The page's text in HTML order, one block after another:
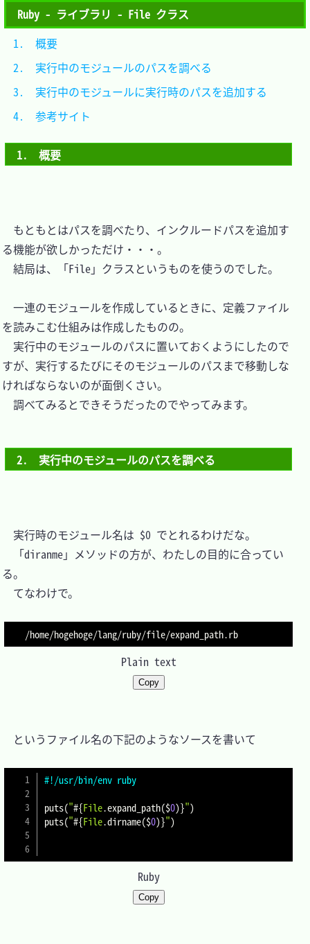
Ruby - ライブラリ - File クラス
1.　概要
もともとはパスを調べたり、インクルードパスを追加す
る機能が欲しかっただけ・・・。
結局は、「File」クラスというものを使うのでした。
一連のモジュールを作成しているときに、定義ファイル
を読みこむ仕組みは作成したものの。
実行中のモジュールのパスに置いておくようにしたので
すが、実行するたびにそのモジュールのパスまで移動しな
ければならないのが面倒くさい。
調べてみるとできそうだったのでやってみます。
2.　実行中のモジュールのパスを調べる
実行時のモジュール名は $0 でとれるわけだな。
「diranme」メソッドの方が、わたしの目的に合ってい
る。
てなわけで。
Plain text
Copy
というファイル名の下記のようなソースを書いて
#!/usr/bin/env ruby
puts("#{File.expand_path($0)}")
puts("#{File.dirname($0)}")
Ruby
Copy